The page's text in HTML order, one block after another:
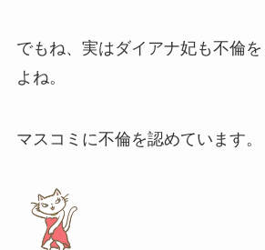
でもね、実はダイアナ妃も不倫
よね。
マスコミに不倫を認めています。